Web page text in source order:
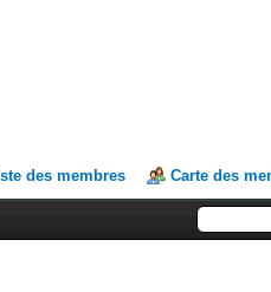
des membres Carte des